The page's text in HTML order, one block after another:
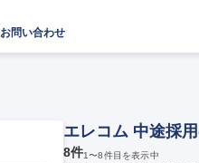
お問い合わせ
エレコム 中途採
8件1〜8件目を表示中